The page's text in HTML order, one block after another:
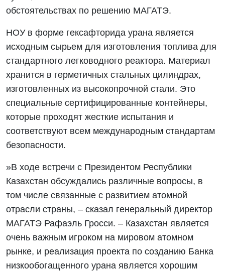
обстоятельствах по решению МАГАТЭ.
НОУ в форме гексафторида урана является
исходным сырьем для изготовления топлива для
стандартного легководного реактора. Материал
хранится в герметичных стальных цилиндрах,
изготовленных из высокопрочной стали. Это
специальные сертифицированные контейнеры,
которые проходят жесткие испытания и
соответствуют всем международным стандартам
безопасности.
»В ходе встречи с Президентом Республики
Казахстан обсуждались различные вопросы, в
том числе связанные с развитием атомной
отрасли страны, – сказал генеральный директор
МАГАТЭ Рафаэль Гросси. – Казахстан является
очень важным игроком на мировом атомном
рынке, и реализация проекта по созданию Банка
низкообогащенного урана является хорошим